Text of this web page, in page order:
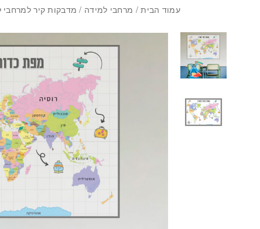
עמוד הבית/ מרחבי למידה / מדבקות קיר למרחבי